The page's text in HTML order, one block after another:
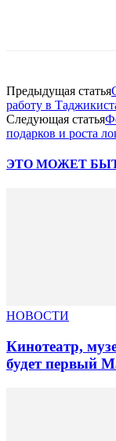
Предыдущая статья
работу в
Следующая статья
подарков и роста
ЭТО МОЖЕТ
НОВОСТИ
Кинотеатр,
будет первый